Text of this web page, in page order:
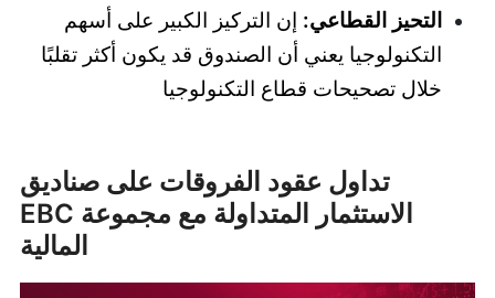
التحيز القطاعي: إن التركيز الكبير على أسهم
التكنولوجيا يعني أن الصندوق قد يكون أكثر تقلبًا
خلال تصحيحات قطاع التكنولوجيا
تداول عقود الفروقات على صناديق
الاستثمار المتداولة مع مجموعة EBC
المالية